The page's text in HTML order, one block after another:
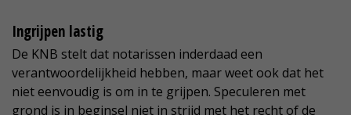
Ingrijpen lastig
De KNB stelt dat notarissen inderdaad een
verantwoordelijkheid hebben, maar weet ook dat het
niet eenvoudig is om in te grijpen. Speculeren met
grond is in beginsel niet in strijd met het recht of de